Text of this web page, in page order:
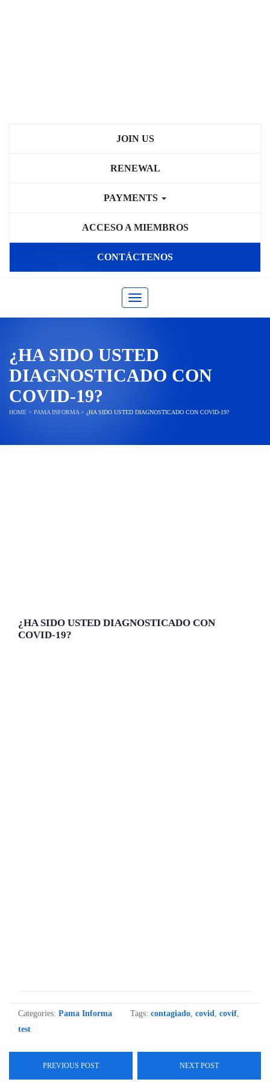
JOIN US
RENEWAL
PAYMENTS
ACCESO A MIEMBROS
CONTÁCTENOS
Toggle navigation
¿HA SIDO USTED
DIAGNOSTICADO CON
COVID-19?
HOME > PAMA INFORMA > ¿HA SIDO USTED DIAGNOSTICADO CON COVID-19?
¿HA SIDO USTED DIAGNOSTICADO CON
COVID-19?
Categories: Pama Informa Tags: contagiado, covid, covif,
test
PREVIOUS POST NEXT POST